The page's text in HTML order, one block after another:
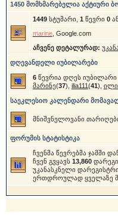
1450 მომხმარებელია აქტიური
1449სტუმარი, 1 წევრი 0
marine, Google.com
აჩვენე დეტალურად:
დღევანდელი იუბილარები
6წევრია დღეს იუბილარი
მარინე(37), ilia111(41),
საეკლესიო კალენდარი
მნიშვნელოვანი
ფორუმის სტატისტიკა
ჩვენმა წევრებმა ჯამში
ჩვენ გვყავს 13,860
უკანასკნელი
ერთდროულად ყველაზე